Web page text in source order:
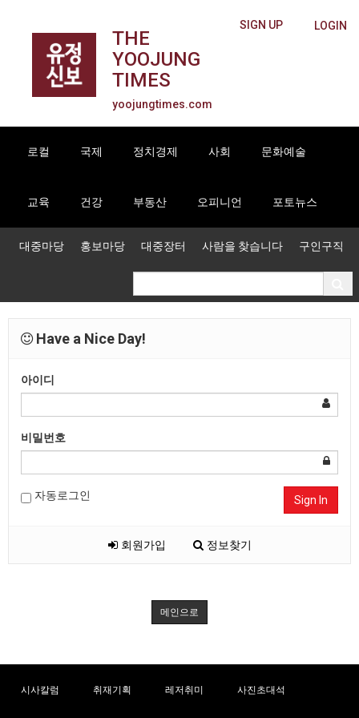
LOGIN
SIGN UP
THE
YOOJUNG
TIMES
yoojungtimes.com
로컬 국제 정치경제 사회 문화예술
교육 건강 부동산 오피니언 포토뉴스
대중마당 홍보마당 대중장터 사람을 찾습니다 구인구직
Have a Nice Day!
아이디
비밀번호
자동로그인 Sign In
회원가입 정보찾기
메인으로
시사칼럼 취재기획 레저취미 사진초대석